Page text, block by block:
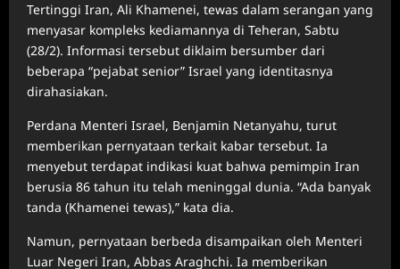
Tertinggi Iran, Ali Khamenei, tewas dalam serangan yang
menyasar kompleks kediamannya di Teheran, Sabtu
(28/2). Informasi tersebut diklaim bersumber dari
beberapa “pejabat senior” Israel yang identitasnya
dirahasiakan.
Perdana Menteri Israel, Benjamin Netanyahu, turut
memberikan pernyataan terkait kabar tersebut. Ia
menyebut terdapat indikasi kuat bahwa pemimpin Iran
berusia 86 tahun itu telah meninggal dunia. “Ada banyak
tanda (Khamenei tewas),” kata dia.
Namun, pernyataan berbeda disampaikan oleh Menteri
Luar Negeri Iran, Abbas Araghchi. Ia memberikan